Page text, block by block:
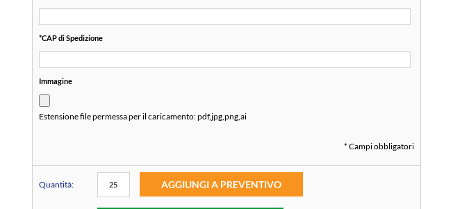
*CAP di Spedizione
Immagine
Estensione file permessa per il caricamento:pdf,jpg,png,ai
* Campi obbligatori
Quantità: AGGIUNGI A PREVENTIVO